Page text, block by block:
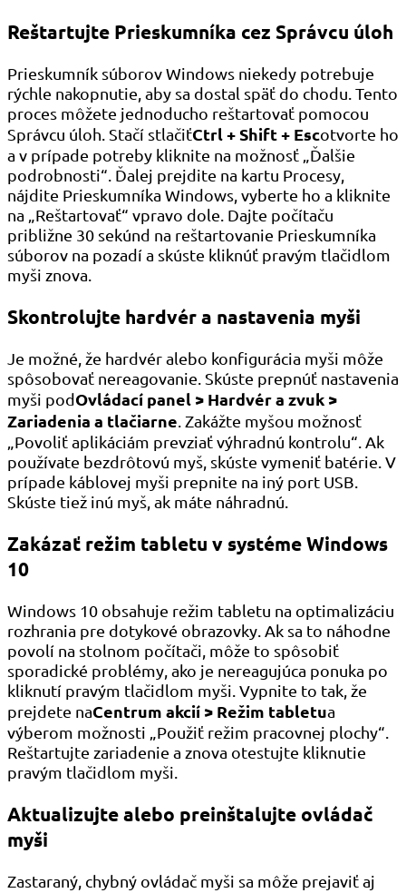
Reštartujte Prieskumníka cez Správcu úloh
Prieskumník súborov Windows niekedy potrebuje
rýchle nakopnutie, aby sa dostal späť do chodu. Tento
proces môžete jednoducho reštartovať pomocou
Správcu úloh. Stačí stlačiťCtrl + Shift + Escotvorte ho
a v prípade potreby kliknite na možnosť „Ďalšie
podrobnosti“. Ďalej prejdite na kartu Procesy,
nájdite Prieskumníka Windows, vyberte ho a kliknite
na „Reštartovať“ vpravo dole. Dajte počítaču
približne 30 sekúnd na reštartovanie Prieskumníka
súborov na pozadí a skúste kliknúť pravým tlačidlom
myši znova.
Skontrolujte hardvér a nastavenia myši
Je možné, že hardvér alebo konfigurácia myši môže
spôsobovať nereagovanie. Skúste prepnúť nastavenia
myši podOvládací panel > Hardvér a zvuk >
Zariadenia a tlačiarne . Zakážte myšou možnosť
„Povoliť aplikáciám prevziať výhradnú kontrolu“. Ak
používate bezdrôtovú myš, skúste vymeniť batérie. V
prípade káblovej myši prepnite na iný port USB.
Skúste tiež inú myš, ak máte náhradnú.
Zakázať režim tabletu v systéme Windows
10
Windows 10 obsahuje režim tabletu na optimalizáciu
rozhrania pre dotykové obrazovky. Ak sa to náhodne
povolí na stolnom počítači, môže to spôsobiť
sporadické problémy, ako je nereagujúca ponuka po
kliknutí pravým tlačidlom myši. Vypnite to tak, že
prejdete naCentrum akcií > Režim tabletua
výberom možnosti „Použiť režim pracovnej plochy“.
Reštartujte zariadenie a znova otestujte kliknutie
pravým tlačidlom myši.
Aktualizujte alebo preinštalujte ovládač
myši
Zastaraný, chybný ovládač myši sa môže prejaviť aj